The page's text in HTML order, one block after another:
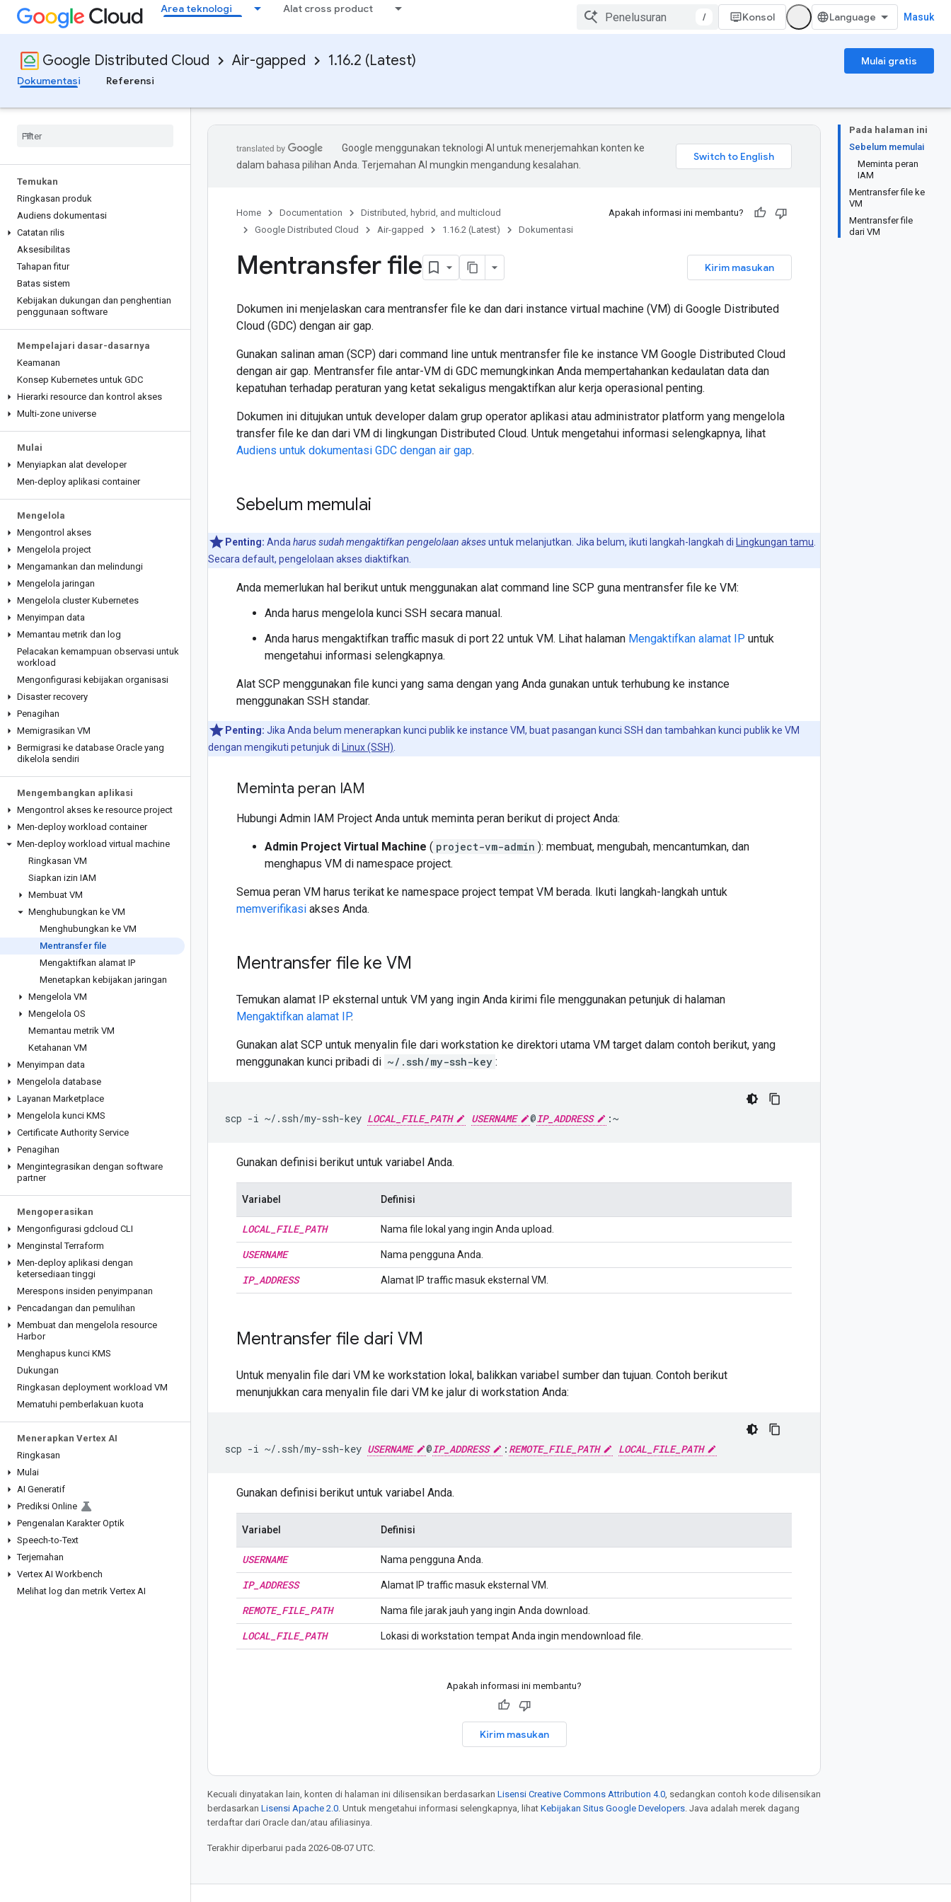
Area teknologi Alat cross product
/ Konsol Masuk
Google Distributed Cloud Air-gapped 1.16.2 (Latest)
Mulai gratis
Dokumentasi
Referensi
Temukan
Ringkasan produk
Audiens dokumentasi
Catatan rilis
Aksesibilitas
Tahapan fitur
Batas sistem
Kebijakan dukungan dan penghentian
penggunaan software
Mempelajari dasar-dasarnya
Keamanan
Konsep Kubernetes untuk GDC
Hierarki resource dan kontrol akses
Multi-zone universe
Mulai
Menyiapkan alat developer
Men-deploy aplikasi container
Mengelola
Mengontrol akses
Mengelola project
Mengamankan dan melindungi
Mengelola jaringan
Mengelola cluster Kubernetes
Menyimpan data
Memantau metrik dan log
Pelacakan kemampuan observasi untuk
workload
Mengonfigurasi kebijakan organisasi
Disaster recovery
Penagihan
Memigrasikan VM
Bermigrasi ke database Oracle yang
dikelola sendiri
Mengembangkan aplikasi
Mengontrol akses ke resource project
Men-deploy workload container
Men-deploy workload virtual machine
Ringkasan VM
Siapkan izin IAM
Membuat VM
Menghubungkan ke VM
Menghubungkan ke VM
Mentransfer file
Mengaktifkan alamat IP
Menetapkan kebijakan jaringan
Mengelola VM
Mengelola OS
Memantau metrik VM
Ketahanan VM
Menyimpan data
Mengelola database
Layanan Marketplace
Mengelola kunci KMS
Certificate Authority Service
Penagihan
Mengintegrasikan dengan software
partner
Mengoperasikan
Mengonfigurasi gdcloud CLI
Menginstal Terraform
Men-deploy aplikasi dengan
ketersediaan tinggi
Merespons insiden penyimpanan
Pencadangan dan pemulihan
Membuat dan mengelola resource
Harbor
Menghapus kunci KMS
Dukungan
Ringkasan deployment workload VM
Mematuhi pemberlakuan kuota
Menerapkan Vertex AI
Ringkasan
Mulai
AI Generatif
Prediksi Online
Pengenalan Karakter Optik
Speech-to-Text
Terjemahan
Vertex AI Workbench
Melihat log dan metrik Vertex AI
Pada halaman ini
Sebelum memulai
Meminta peran
IAM
Mentransfer file ke
VM
Mentransfer file
dari VM
Google menggunakan teknologi AI untuk menerjemahkan konten ke
dalam bahasa pilihan Anda. Terjemahan AI mungkin mengandung kesalahan.
Home Documentation
Distributed, hybrid, and multicloud
Google Distributed Cloud
Air-gapped 1.16.2 (Latest) Dokumentasi
Apakah informasi ini membantu?
Kirim masukan
Mentransfer file
Dokumen ini menjelaskan cara mentransfer file ke dan dari instance virtual machine (VM) di Google Distributed
Cloud (GDC) dengan air gap.
Gunakan salinan aman (SCP) dari command line untuk mentransfer file ke instance VM Google Distributed Cloud
dengan air gap. Mentransfer file antar-VM di GDC memungkinkan Anda mempertahankan kedaulatan data dan
kepatuhan terhadap peraturan yang ketat sekaligus mengaktifkan alur kerja operasional penting.
Dokumen ini ditujukan untuk developer dalam grup operator aplikasi atau administrator platform yang mengelola
transfer file ke dan dari VM di lingkungan Distributed Cloud. Untuk mengetahui informasi selengkapnya, lihat
Audiens untuk dokumentasi GDC dengan air gap.
Sebelum memulai
Penting: Anda harus sudah mengaktifkan pengelolaan aksesuntuk melanjutkan. Jika belum, ikuti langkah-langkah di Lingkungan tamu
Secara default, pengelolaan akses diaktifkan.
Anda memerlukan hal berikut untuk menggunakan alat command line SCP guna mentransfer file ke VM:
Anda harus mengelola kunci SSH secara manual.
Anda harus mengaktifkan traffic masuk di port 22 untuk VM. Lihat halaman Mengaktifkan alamat IP untuk
mengetahui informasi selengkapnya.
Alat SCP menggunakan file kunci yang sama dengan yang Anda gunakan untuk terhubung ke instance
menggunakan SSH standar.
Penting: Jika Anda belum menerapkan kunci publik ke instance VM, buat pasangan kunci SSH dan tambahkan kunci publik ke VM
dengan mengikuti petunjuk di
Linux (SSH)
Meminta peran IAM
Hubungi Admin IAM Project Anda untuk meminta peran berikut di project Anda:
Admin Project Virtual Machine ( project-vm-admin ): membuat, mengubah, mencantumkan, dan
menghapus VM di namespace project.
Semua peran VM harus terikat ke namespace project tempat VM berada. Ikuti langkah-langkah untuk
memverifikasi akses Anda.
Mentransfer file ke VM
Temukan alamat IP eksternal untuk VM yang ingin Anda kirimi file menggunakan petunjuk di halaman
Mengaktifkan alamat IP.
Gunakan alat SCP untuk menyalin file dari workstation ke direktori utama VM target dalam contoh berikut, yang
menggunakan kunci pribadi di ~/.ssh/my-ssh-key :
scp -i ~/.ssh/my-ssh-key LOCAL_FILE_PATH USERNAME @IP_ADDRESS
Gunakan definisi berikut untuk variabel Anda.
Variabel Definisi
LOCAL FILE_ PATH Nama file lokal yang ingin Anda upload.
USERNAME Nama pengguna Anda.
IP_ ADDRESS Alamat IP traffic masuk eksternal VM.
Mentransfer file dari VM
Untuk menyalin file dari VM ke workstation lokal, balikkan variabel sumber dan tujuan. Contoh berikut
menunjukkan cara menyalin file dari VM ke jalur di workstation Anda:
scp -i ~/.ssh/my-ssh-key USERNAME @IP_ADDRESS : REMOTE_FILE_PATH LOCAL_FILE_PATH
Gunakan definisi berikut untuk variabel Anda.
Variabel Definisi
USERNAME Nama pengguna Anda.
IP_ ADDRESS Alamat IP traffic masuk eksternal VM.
REMOTE_ FILE_ PATH Nama file jarak jauh yang ingin Anda download.
LOCAL FILE_ PATH Lokasi di workstation tempat Anda ingin mendownload file.
Apakah informasi ini membantu?
Kirim masukan
Kecuali dinyatakan lain, konten di halaman ini dilisensikan berdasarkan Lisensi Creative Commons Attribution 4.0, sedangkan contoh kode dilisensikan
berdasarkan Lisensi Apache 2.0. Untuk mengetahui informasi selengkapnya, lihat Kebijakan Situs Google Developers. Java adalah merek dagang
terdaftar dari Oracle dan/atau afiliasinya.
Terakhir diperbarui pada 2026-08-07 UTC.